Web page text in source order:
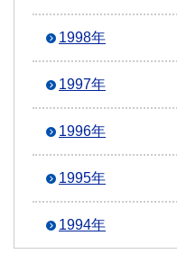
1998年
1997年
1996年
1995年
1994年